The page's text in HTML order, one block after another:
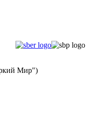
Мир")